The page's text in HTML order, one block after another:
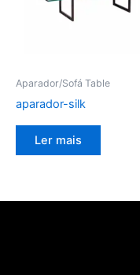
Aparador/Sofá Table
aparador-silk
Ler mais